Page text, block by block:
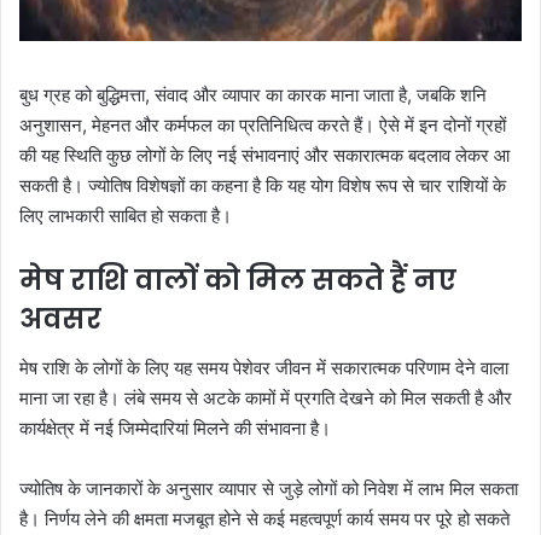
बुध ग्रह को बुद्धिमत्ता, संवाद और व्यापार का कारक माना जाता है, जबकि शनि
अनुशासन, मेहनत और कर्मफल का प्रतिनिधित्व करते हैं। ऐसे में इन दोनों ग्रहों
की यह स्थिति कुछ लोगों के लिए नई संभावनाएं और सकारात्मक बदलाव लेकर आ
सकती है। ज्योतिष विशेषज्ञों का कहना है कि यह योग विशेष रूप से चार राशियों के
लिए लाभकारी साबित हो सकता है।
मेष राशि वालों को मिल सकते हैं नए
अवसर
मेष राशि के लोगों के लिए यह समय पेशेवर जीवन में सकारात्मक परिणाम देने वाला
माना जा रहा है। लंबे समय से अटके कामों में प्रगति देखने को मिल सकती है और
कार्यक्षेत्र में नई जिम्मेदारियां मिलने की संभावना है।
ज्योतिष के जानकारों के अनुसार व्यापार से जुड़े लोगों को निवेश में लाभ मिल सकता
है। निर्णय लेने की क्षमता मजबूत होने से कई महत्वपूर्ण कार्य समय पर पूरे हो सकते